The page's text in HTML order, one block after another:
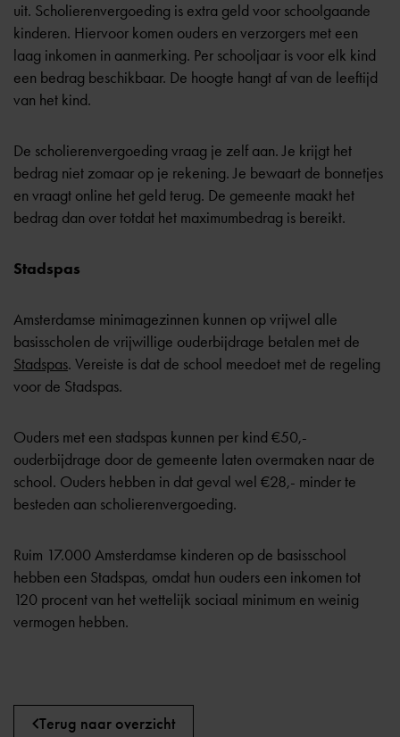
uit. Scholierenvergoeding is extra geld voor schoolgaande
kinderen. Hiervoor komen ouders en verzorgers met een
laag inkomen in aanmerking. Per schooljaar is voor elk kind
een bedrag beschikbaar. De hoogte hangt af van de leeftijd
van het kind.
De scholierenvergoeding vraag je zelf aan. Je krijgt het
bedrag niet zomaar op je rekening. Je bewaart de bonnetjes
en vraagt online het geld terug. De gemeente maakt het
bedrag dan over totdat het maximumbedrag is bereikt.
Stadspas
Amsterdamse minimagezinnen kunnen op vrijwel alle
basisscholen de vrijwillige ouderbijdrage betalen met de
Stadspas. Vereiste is dat de school meedoet met de regeling
voor de Stadspas.
Ouders met een stadspas kunnen per kind €50,-
ouderbijdrage door de gemeente laten overmaken naar de
school. Ouders hebben in dat geval wel €28,- minder te
besteden aan scholierenvergoeding.
Ruim 17.000 Amsterdamse kinderen op de basisschool
hebben een Stadspas, omdat hun ouders een inkomen tot
120 procent van het wettelijk sociaal minimum en weinig
vermogen hebben.
Terug naar overzicht